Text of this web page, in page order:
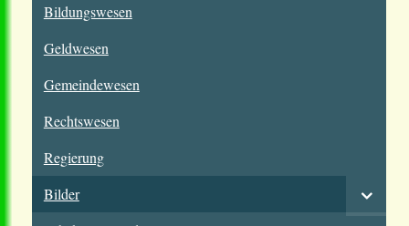
Bildungswesen
Geldwesen
Gemeindewesen
Rechtswesen
Regierung
Bilder